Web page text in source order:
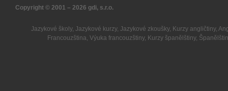
Copyright © 2001 – 2026 gdi, s.r.o.
Jazykové školy, Jazykové kurzy, Jazykové zkoušky, Kurzy angličtiny,
Francouzština,Výuka francouzštiny, Kurzy španělštiny,